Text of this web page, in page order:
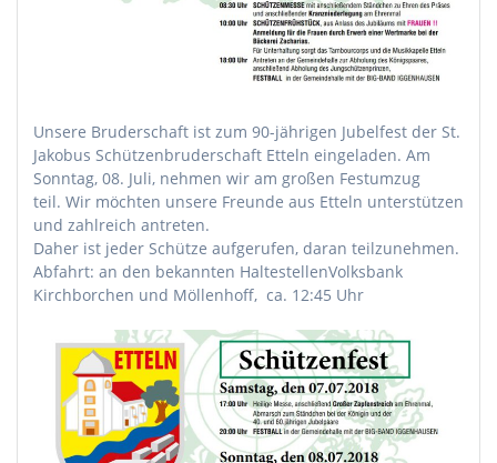
Unsere Bruderschaft ist zum 90-jährigen Jubelfest der St.
Jakobus Schützenbruderschaft Etteln eingeladen. Am
Sonntag, 08. Juli, nehmen wir am großen Festumzug
teil. Wir möchten unsere Freunde aus Etteln unterstützen
und zahlreich antreten.
Daher ist jeder Schütze aufgerufen, daran teilzunehmen.
Abfahrt: an den bekannten HaltestellenVolksbank
Kirchborchen und Möllenhoff, ca. 12:45 Uhr